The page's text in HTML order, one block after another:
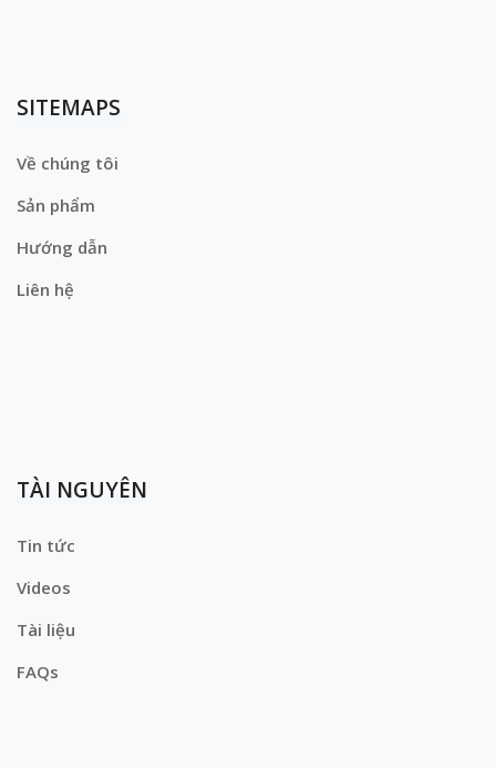
SITEMAPS
Về chúng tôi
Sản phẩm
Hướng dẫn
Liên hệ
TÀI NGUYÊN
Tin tức
Videos
Tài liệu
FAQs